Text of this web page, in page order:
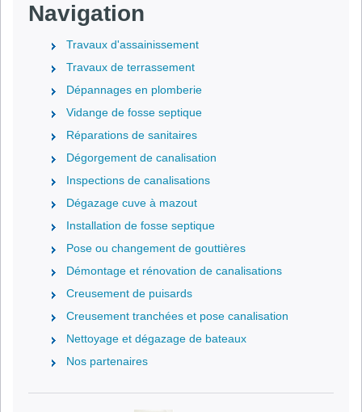
Navigation
Travaux d'assainissement
Travaux de terrassement
Dépannages en plomberie
Vidange de fosse septique
Réparations de sanitaires
Dégorgement de canalisation
Inspections de canalisations
Dégazage cuve à mazout
Installation de fosse septique
Pose ou changement de gouttières
Démontage et rénovation de canalisations
Creusement de puisards
Creusement tranchées et pose canalisation
Nettoyage et dégazage de bateaux
Nos partenaires